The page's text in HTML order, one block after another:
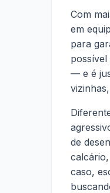
Com
em
para
— e é
de
caso,